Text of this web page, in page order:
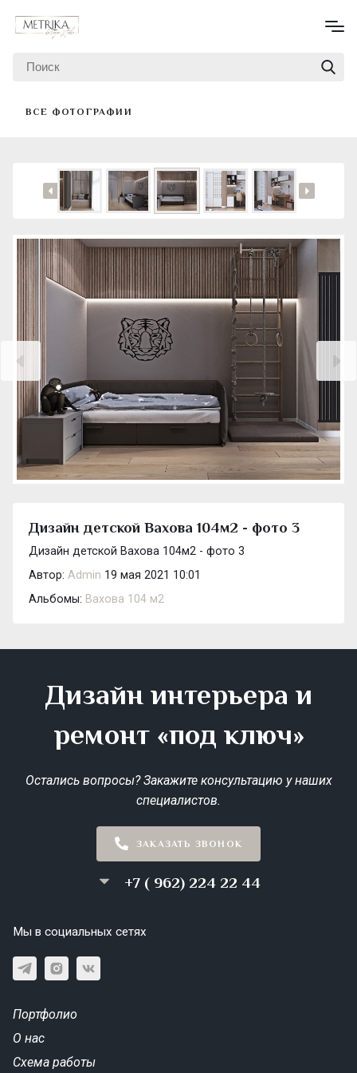
ВСЕ ФОТОГРАФИИ
Дизайн детской Вахова 104м2 - фото 3
Дизайн детской Вахова 104м2 - фото 3
Автор: Admin 19 мая 2021 10:01
Альбомы: Вахова 104 м2
Дизайн интерьера и
ремонт «под ключ»
Остались вопросы? Закажите консультацию у наших
специалистов.
ЗАКАЗАТЬ ЗВОНОК
+7 ( 962) 224 22 44
Мы в социальных сетях
Портфолио
О нас
Схема работы